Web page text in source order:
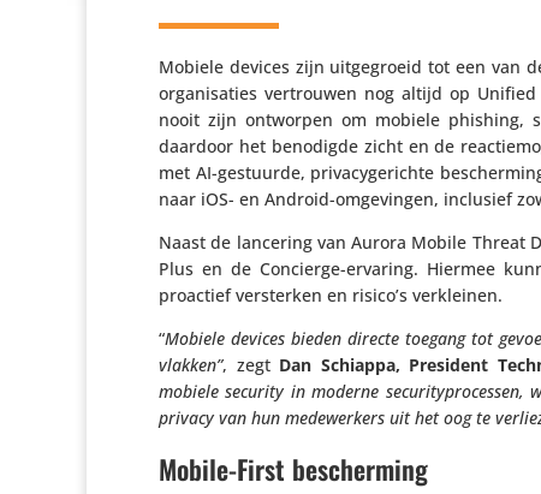
Mobiele devices zijn uitge­groeid tot een van
orga­ni­sa­ties vertrouwen nog altijd op
nooit zijn ontworpen om mobiele phishing,
daardoor het benodigde zicht en de
met AI-gestuurde, priva­cy­ge­richte
naar iOS- en Android-omge­vingen, inclusief
Naast de lancering van Aurora Mobile Threat
Plus en de Concierge-ervaring. Hiermee
proactief versterken en risico’s verkleinen.
“Mobiele devices bieden directe toegang tot
vlakken”, zegt Dan Schiappa, President
mobiele security in moderne secu­ri­ty­pro­cessen,
privacy van hun mede­wer­kers uit het oog te
Mobile-First bescherming